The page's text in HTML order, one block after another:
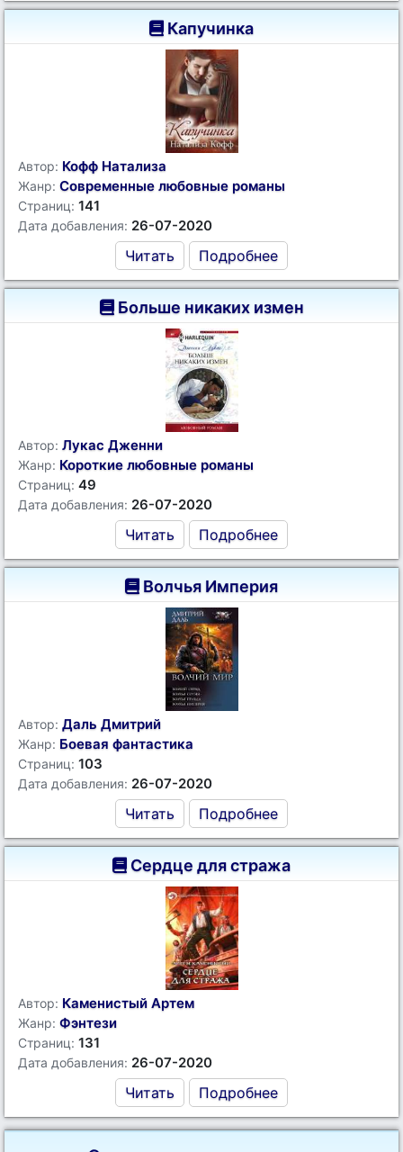
Капучинка
Автор: Кофф Натализа
Жанр: Современные любовные романы
Страниц: 141
Дата добавления: 26-07-2020
Читать Подробнее
Больше никаких измен
Автор: Лукас Дженни
Жанр: Короткие любовные романы
Страниц: 49
Дата добавления: 26-07-2020
Читать Подробнее
Волчья Империя
Автор: Даль Дмитрий
Жанр: Боевая фантастика
Страниц: 103
Дата добавления: 26-07-2020
Читать Подробнее
Сердце для стража
Автор: Каменистый Артем
Жанр: Фэнтези
Страниц: 131
Дата добавления: 26-07-2020
Читать Подробнее